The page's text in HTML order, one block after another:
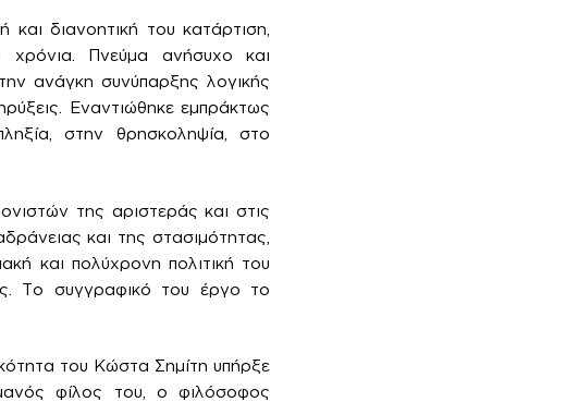
διανοητική του κατάρτιση,
Πνεύμα ανήσυχο και
ανάγκη συνύπαρξης λογικής
Εναντιώθηκε εμπράκτως
στην θρησκοληψία, στο
της αριστεράς και στις
και της στασιμότητας,
και πολύχρονη πολιτική του
Το συγγραφικό του έργο το
του Κώστα Σημίτη υπήρξε
φίλος του, ο φιλόσοφος